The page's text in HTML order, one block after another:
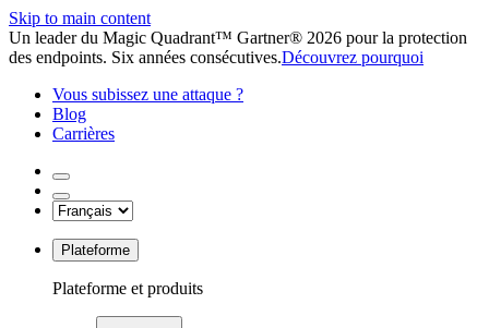
Skip to main content
Un leader du Magic Quadrant™ Gartner® 2026 pour la protection
des endpoints. Six années consécutives.Découvrez pourquoi
Vous subissez une attaque ?
Blog
Carrières
Plateforme
Plateforme et produits